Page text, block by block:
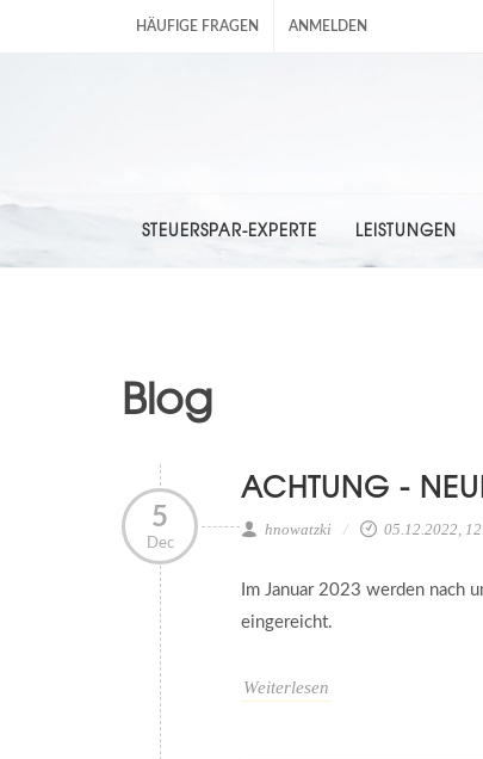
HÄUFIGE FRAGEN ANMELDEN
STEUERSPAR-EXPERTE LEISTUNGEN
Blog
5
Dec
ACHTUNG -
hnowatzki 05.12.2022,
Im Januar 2023 werden nach
eingereicht.
Weiterlesen